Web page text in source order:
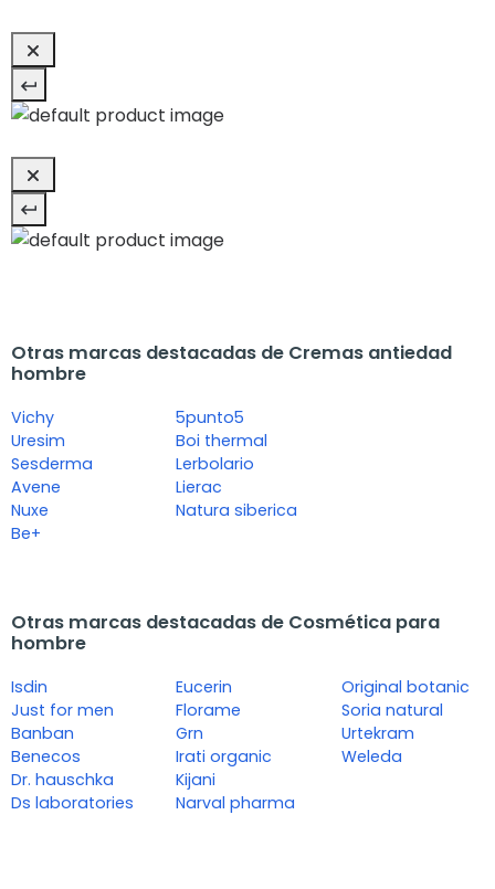
Otras marcas destacadas de Cremas antiedad
hombre
Vichy
Uresim
Sesderma
Avene
Nuxe
Be+
5punto5
Boi thermal
Lerbolario
Lierac
Natura siberica
Otras marcas destacadas de Cosmética para
hombre
Isdin
Just for men
Banban
Benecos
Dr. hauschka
Ds laboratories
Eucerin
Florame
Grn
Irati organic
Kijani
Narval pharma
Original botanic
Soria natural
Urtekram
Weleda